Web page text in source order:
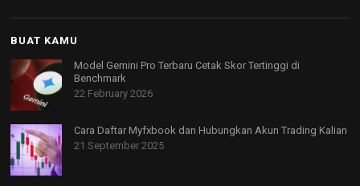
BUAT KAMU
Model Gemini Pro Terbaru Cetak Skor Tertinggi di
Benchmark
22 February 2026
Cara Daftar Myfxbook dan Hubungkan Akun Trading Kalian
21 September 2025